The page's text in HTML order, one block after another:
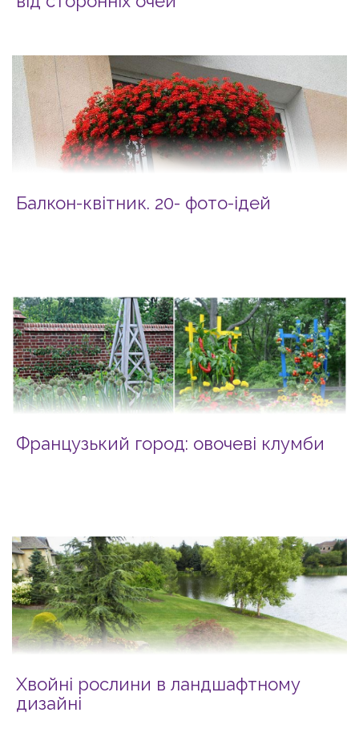
Балкон-квітник. 20- фото-ідей
Французький город: овочеві клумби
Хвойні рослини в ландшафтному
дизайні